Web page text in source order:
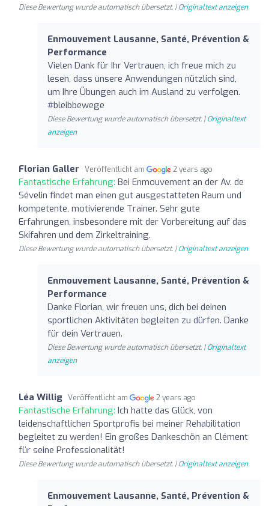
Diese Bewertung wurde automatisch übersetzt. |Originaltext anzeigen
Enmouvement Lausanne, Santé, Prévention &
Performance
Vielen Dank für Ihr Vertrauen, ich freue mich zu
lesen, dass unsere Anwendungen nützlich sind,
um Ihre Übungen auch im Ausland zu verfolgen.
#bleibbewege
Diese Bewertung wurde automatisch übersetzt. |Originaltext
anzeigen
Florian Galler Veröffentlicht am 2 years ago
Fantastische Erfahrung: Bei Enmouvement an der Av. de
Sévelin findet man einen gut ausgestatteten Raum und
kompetente, motivierende Trainer. Sehr gute
Erfahrungen, insbesondere mit der Vorbereitung auf das
Skifahren und dem Zirkeltraining.
Diese Bewertung wurde automatisch übersetzt. |Originaltext anzeigen
Enmouvement Lausanne, Santé, Prévention &
Performance
Danke Florian, wir freuen uns, dich bei deinen
sportlichen Aktivitäten begleiten zu dürfen. Danke
für dein Vertrauen.
Diese Bewertung wurde automatisch übersetzt. |Originaltext
anzeigen
Léa Willig Veröffentlicht am 2 years ago
Fantastische Erfahrung: Ich hatte das Glück, von
leidenschaftlichen Sportprofis bei meiner Rehabilitation
begleitet zu werden! Ein großes Dankeschön an Clément
für seine Professionalität!
Diese Bewertung wurde automatisch übersetzt. |Originaltext anzeigen
Enmouvement Lausanne, Santé, Prévention &